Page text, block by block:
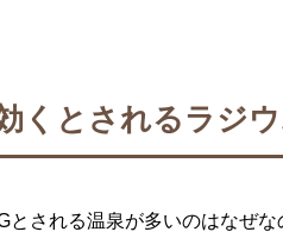
くとされるラジ
とされる温泉が多いのはなぜ